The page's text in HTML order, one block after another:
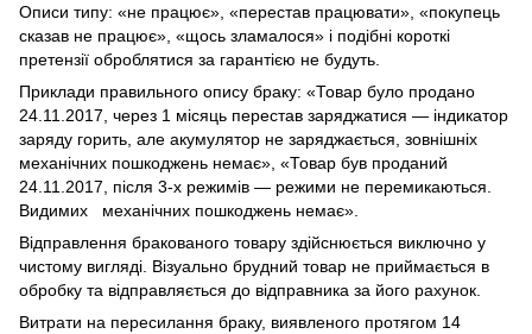
Описи типу: «не працює», «перестав працювати», «покупець
сказав не працює», «щось зламалося» і подібні короткі
претензії оброблятися за гарантією не будуть.
Приклади правильного опису браку: «Товар було продано
24.11.2017, через 1 місяць перестав заряджатися — індикатор
заряду горить, але акумулятор не заряджається, зовнішніх
механічних пошкоджень немає», «Товар був проданий
24.11.2017, після 3-х режимів — режими не перемикаються.
Видимих механічних пошкоджень немає».
Відправлення бракованого товару здійснюється виключно у
чистому вигляді. Візуально брудний товар не приймається в
обробку та відправляється до відправника за його рахунок.
Витрати на пересилання браку, виявленого протягом 14